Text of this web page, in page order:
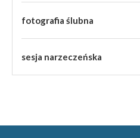
fotografia ślubna
sesja narzeczeńska